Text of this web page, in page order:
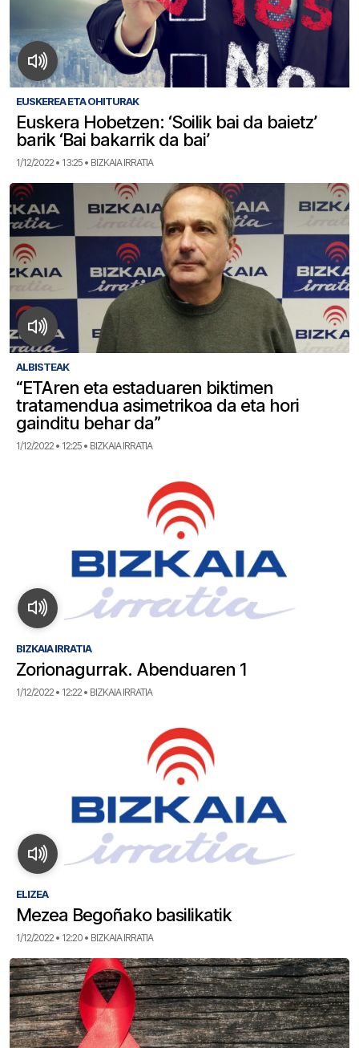
EUSKEREA ETA OHITURAK
Euskera Hobetzen: ‘Soilik bai da baietz’
barik ‘Bai bakarrik da bai’
1/12/2022 • 13:25 • BIZKAIA IRRATIA
ALBISTEAK
“ETAren eta estaduaren biktimen
tratamendua asimetrikoa da eta hori
gainditu behar da”
1/12/2022 • 12:25 • BIZKAIA IRRATIA
BIZKAIA IRRATIA
Zorionagurrak. Abenduaren 1
1/12/2022 • 12:22 • BIZKAIA IRRATIA
ELIZEA
Mezea Begoñako basilikatik
1/12/2022 • 12:20 • BIZKAIA IRRATIA